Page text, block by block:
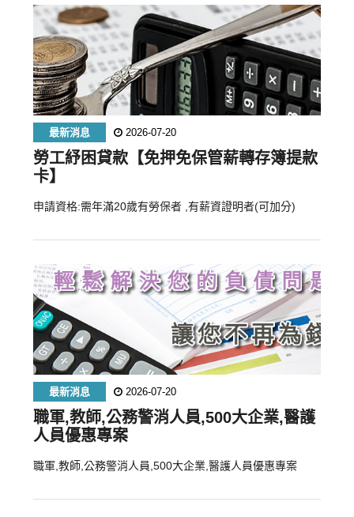
最新消息 2026-07-20
勞工紓困貸款【免押免保管薪轉存簿提款
卡】
申請資格:需年滿20歲有勞保者 ,有薪資證明者(可加分)
最新消息 2026-07-20
職軍,教師,公務警消人員,500大企業,醫護
人員優惠專案
職軍,教師,公務警消人員,500大企業,醫護人員優惠專案